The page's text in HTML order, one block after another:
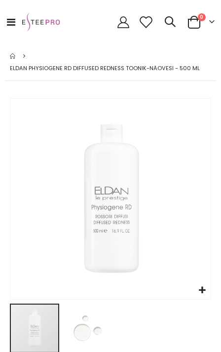
Toggle
Nav
Cart
0
ELDAN PHYSIOGENE RD DIFFUSED REDNESS TOONIK-NÄOVESI - 500 ML